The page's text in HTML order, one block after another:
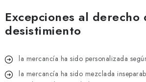
Excepciones al derecho
desistimiento
la mercancía ha sido personalizada
la mercancía ha sido mezclada